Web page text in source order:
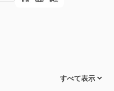
すべて表示